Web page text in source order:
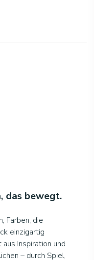
das bewegt.
Farben, die
einzigartig
Inspiration und
– durch Spiel,